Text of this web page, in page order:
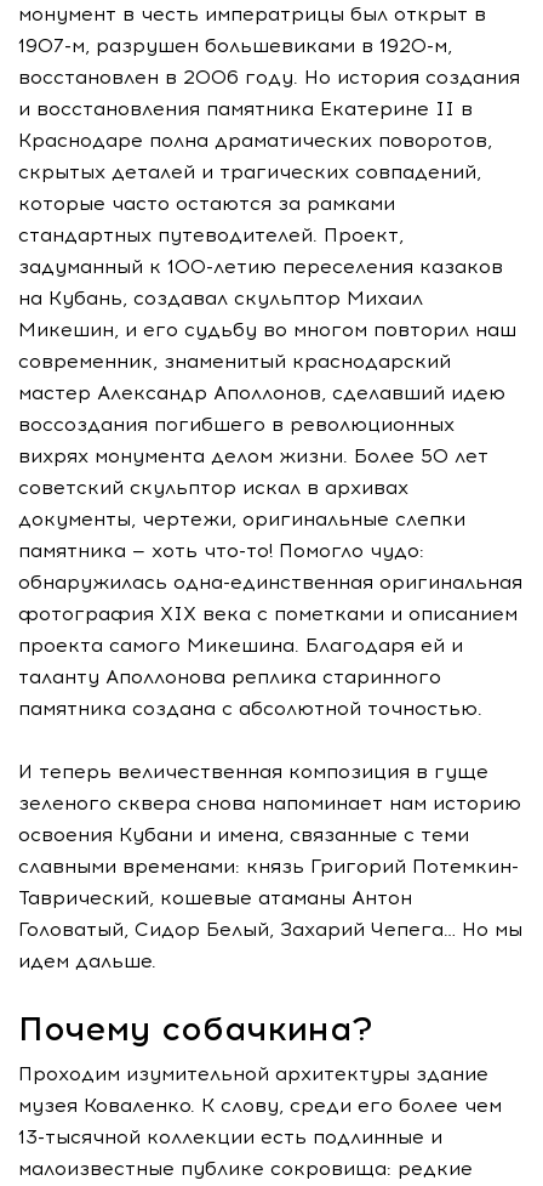
монумент в честь императрицы был открыт в
1907-м, разрушен большевиками в 1920-м,
восстановлен в 2006 году. Но история создания
и восстановления памятника Екатерине II в
Краснодаре полна драматических поворотов,
скрытых деталей и трагических совпадений,
которые часто остаются за рамками
стандартных путеводителей. Проект,
задуманный к 100-летию переселения казаков
на Кубань, создавал скульптор Михаил
Микешин, и его судьбу во многом повторил наш
современник, знаменитый краснодарский
мастер Александр Аполлонов, сделавший идею
воссоздания погибшего в революционных
вихрях монумента делом жизни. Более 50 лет
советский скульптор искал в архивах
документы, чертежи, оригинальные слепки
памятника — хоть что-то! Помогло чудо:
обнаружилась одна-единственная оригинальная
фотография XIX века с пометками и описанием
проекта самого Микешина. Благодаря ей и
таланту Аполлонова реплика старинного
памятника создана с абсолютной точностью.
И теперь величественная композиция в гуще
зеленого сквера снова напоминает нам историю
освоения Кубани и имена, связанные с теми
славными временами: князь Григорий Потемкин-
Таврический, кошевые атаманы Антон
Головатый, Сидор Белый, Захарий Чепега… Но мы
идем дальше.
Почему собачкина?
Проходим изумительной архитектуры здание
музея Коваленко. К слову, среди его более чем
13-тысячной коллекции есть подлинные и
малоизвестные публике сокровища: редкие